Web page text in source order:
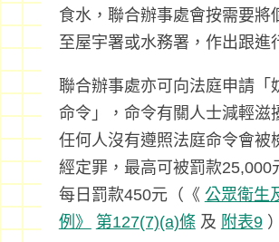
食水，聯合辦事處會按需要將
至屋宇署或水務署，作出跟進
聯合辦事處亦可向法庭申請「
命令」，命令有關人士減輕滋
任何人沒有遵照法庭命令會被
經定罪，最高可被罰款25,000
每日罰款450元（《 公眾衛生
例》
第127(7)(a)條 及 附表9